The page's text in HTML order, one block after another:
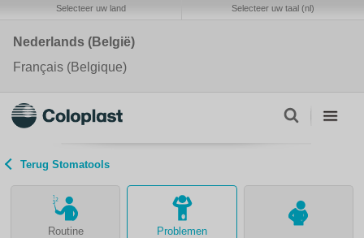
Selecteer uw land Selecteer uw taal (nl)
Nederlands (België)
Français (Belgique)
Terug Stomatools
Routine Problemen